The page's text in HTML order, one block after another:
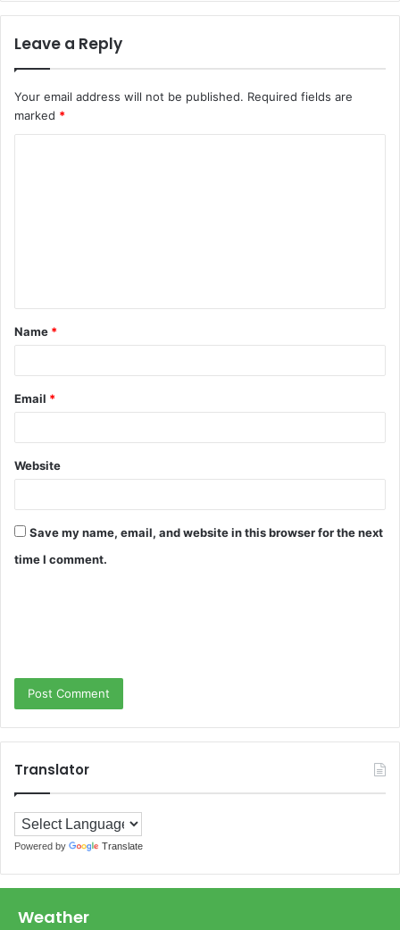
Leave a Reply
Your email address will not be published. Required fields are
marked *
Name *
Email *
Website
Save my name, email, and website in this browser for the next
time I comment.
Translator
Powered by Translate
Weather